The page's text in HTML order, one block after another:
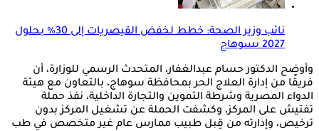
نائب وزير الصحة: خطط لخفض القيصريات إلى 30% بحلول
2027 بسوهاج
وأوضح الدكتور حسام عبدالغفار، المتحدث الرسمي للوزارة، أن
فريقًا من إدارة العلاج الحر بمحافظة سوهاج، بالتعاون مع هيئة
الدواء المصرية وشرطة التموين والتجارة الداخلية، نفذ حملة
تفتيش على المركز، وكشفت الحملة عن تشغيل المركز بدون
ترخيص، وإدارته من قِبل طبيب ممارس عام غير متخصص في طب